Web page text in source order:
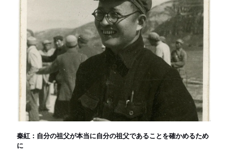
秦紅：自分の祖父が本当に自分の祖父であることを確かめるため
に